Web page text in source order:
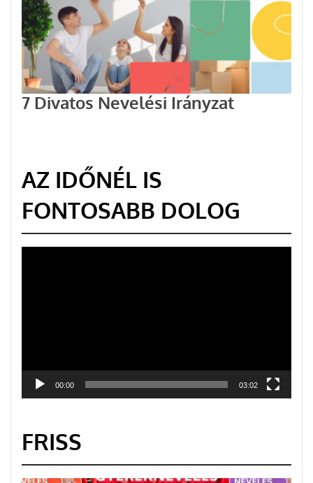
7 Divatos Nevelési Irányzat
AZ IDŐNÉL IS
FONTOSABB DOLOG
00:00 03:02
FRISS